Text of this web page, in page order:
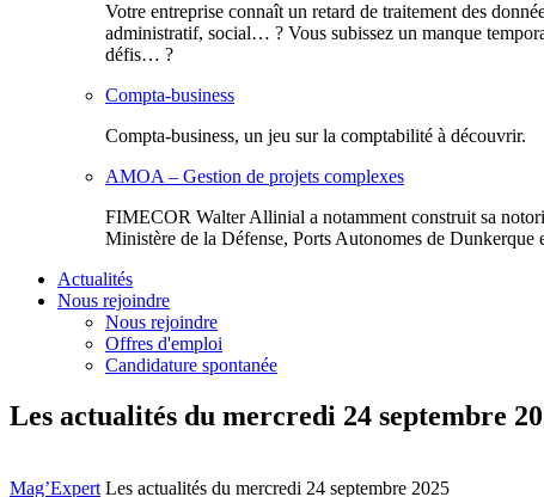
Votre entreprise connaît un retard de traitement des
administratif, social… ? Vous subissez un manque
défis… ?
Compta-business
Compta-business, un jeu sur la comptabilité à découvrir.
AMOA – Gestion de projets complexes
FIMECOR Walter Allinial a notamment construit sa
Ministère de la Défense, Ports Autonomes de
Actualités
Nous rejoindre
Nous rejoindre
Offres d'emploi
Candidature spontanée
Les actualités du mercredi 24 septembre
Mag’Expert Les actualités du mercredi 24 septembre 2025